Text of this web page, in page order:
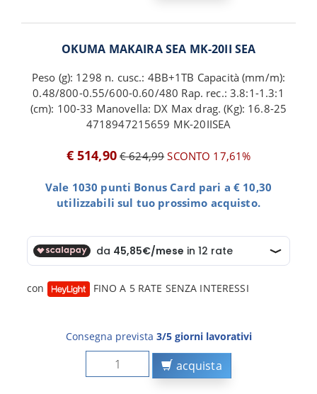
OKUMA MAKAIRA SEA MK-20II SEA
Peso (g): 1298 n. cusc.: 4BB+1TB Capacità (mm/m):
0.48/800-0.55/600-0.60/480 Rap. rec.: 3.8:1-1.3:1
(cm): 100-33 Manovella: DX Max drag. (Kg): 16.8-25
4718947215659 MK-20IISEA
€ 514,90 € 624,99SCONTO 17,61%
Vale 1030 punti Bonus Card pari a € 10,30
utilizzabili sul tuo prossimo acquisto.
con FINO A 5 RATE SENZA INTERESSI
Consegna prevista 3/5 giorni lavorativi
acquista